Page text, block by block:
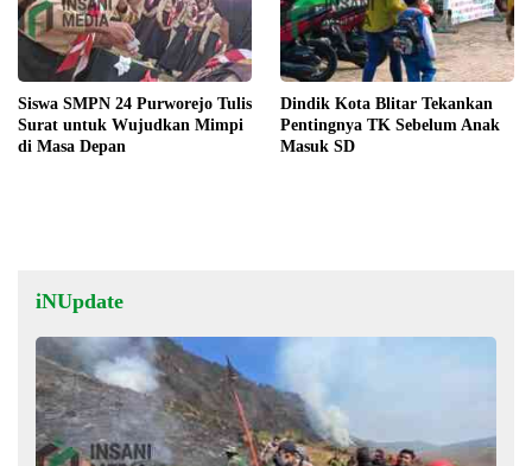
Siswa SMPN 24 Purworejo Tulis
Surat untuk Wujudkan Mimpi
di Masa Depan
Dindik Kota Blitar Tekankan
Pentingnya TK Sebelum Anak
Masuk SD
iNUpdate